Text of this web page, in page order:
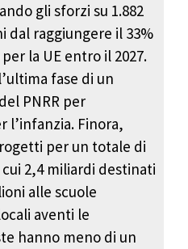
gli sforzi su 1.882
dal raggiungere il 33%
la UE entro il 2027.
fase di un
PNRR per
l’infanzia. Finora,
per un totale di
2,4 miliardi destinati
alle scuole
aventi le
hanno meno di un